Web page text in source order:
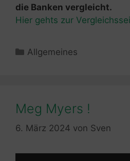
die Banken vergleicht.
Hier gehts zur
Kategorien
Allgemeines
Meg Myers !
6. März 2024 von Sven